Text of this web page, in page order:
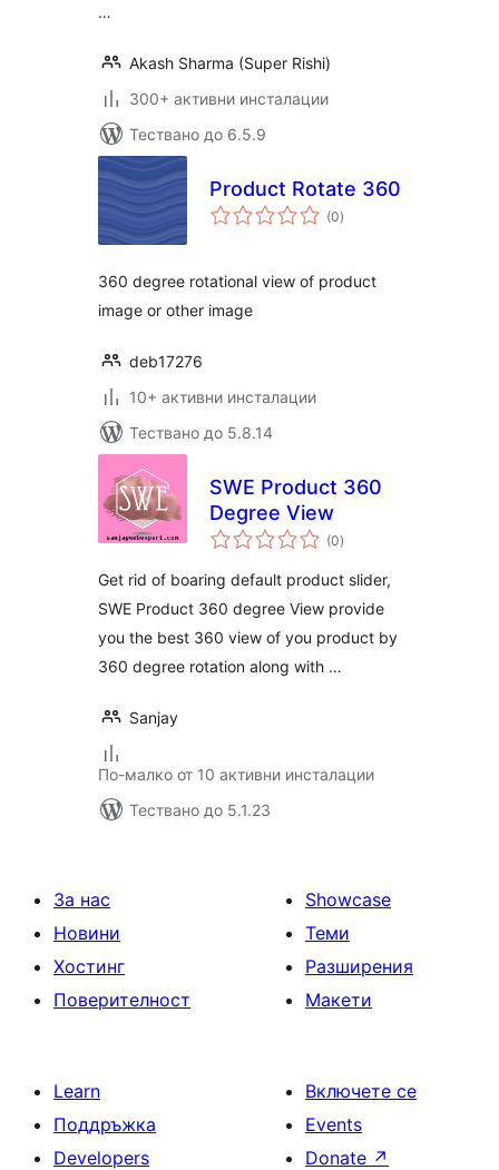
…
Akash Sharma (Super Rishi)
300+ активни инсталации
Тествано до 6.5.9
Product Rotate 360
(0общо
оценки
)
360 degree rotational view of product
image or other image
deb17276
10+ активни инсталации
Тествано до 5.8.14
SWE Product 360
Degree View
(0общо
оценки
)
Get rid of boaring default product slider,
SWE Product 360 degree View provide
you the best 360 view of you product by
360 degree rotation along with …
Sanjay
По-малко от 10 активни инсталации
Тествано до 5.1.23
За нас
Новини
Хостинг
Поверителност
Showcase
Теми
Разширения
Макети
Learn
Поддръжка
Developers
Включете се
Events
Donate ↗